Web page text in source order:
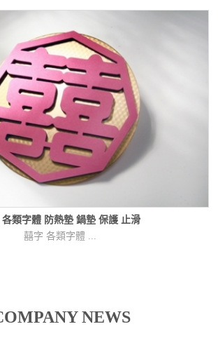
各類字體 防熱墊 鍋墊 保護 止滑
囍字 各類字體 ...
NEWS